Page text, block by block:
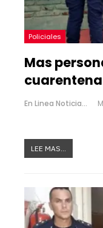
Policiales
Mas
cuarentena
En Linea Noticias
LEE MAS...